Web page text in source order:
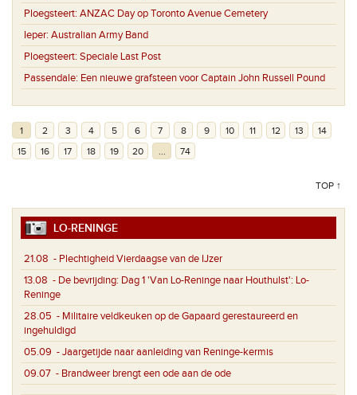
Ploegsteert: ANZAC Day op Toronto Avenue Cemetery
Ieper: Australian Army Band
Ploegsteert: Speciale Last Post
Passendale: Een nieuwe grafsteen voor Captain John Russell Pound
1 2 3 4 5 6 7 8 9 10 11 12 13
14
15
16 17 18 19 20 ... 74
TOP ↑
LO-RENINGE
21.08 - Plechtigheid Vierdaagse van de IJzer
13.08 - De bevrijding: Dag 1 'Van Lo-Reninge naar Houthulst': Lo-
Reninge
28.05 - Militaire veldkeuken op de Gapaard gerestaureerd en
ingehuldigd
05.09 - Jaargetijde naar aanleiding van Reninge-kermis
09.07 - Brandweer brengt een ode aan de ode